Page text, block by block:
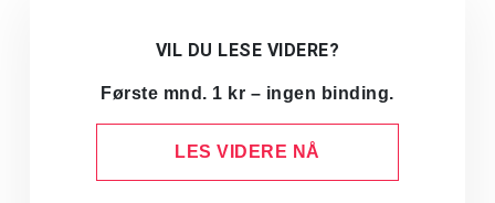
VIL DU LESE VIDERE?
Første mnd. 1 kr – ingen binding.
LES VIDERE NÅ